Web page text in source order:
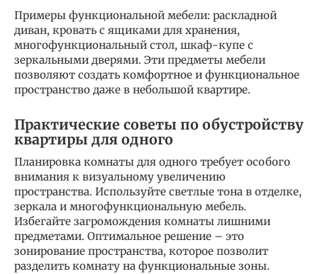
Примеры функциональной мебели: раскладной
диван, кровать с ящиками для хранения,
многофункциональный стол, шкаф-купе с
зеркальными дверями. Эти предметы мебели
позволяют создать комфортное и функциональное
пространство даже в небольшой квартире.
Практические советы по обустройству
квартиры для одного
Планировка комнаты для одного требует особого
внимания к визуальному увеличению
пространства. Используйте светлые тона в отделке,
зеркала и многофункциональную мебель.
Избегайте загромождения комнаты лишними
предметами. Оптимальное решение – это
зонирование пространства, которое позволит
разделить комнату на функциональные зоны.